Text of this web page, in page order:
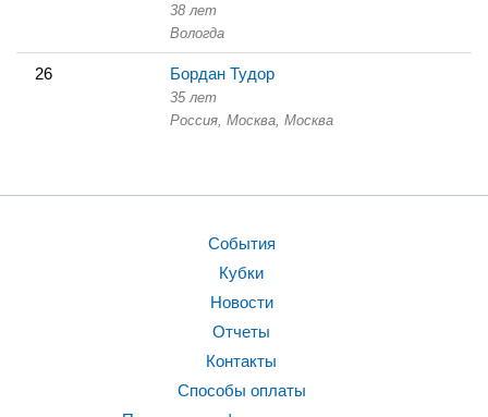
38 лет
Вологда
26 Бордан Тудор
35 лет
Россия, Москва, Москва
События
Кубки
Новости
Отчеты
Контакты
Способы оплаты